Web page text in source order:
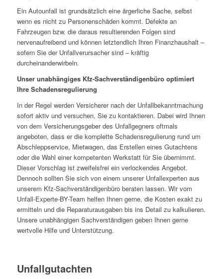
Ein Autounfall ist grundsätzlich eine ärgerliche Sache, selbst
wenn es nicht zu Personenschäden kommt. Defekte an
Fahrzeugen bzw. die daraus resultierenden Folgen sind
nervenaufreibend und können letztendlich Ihren Finanzhaushalt –
sofern Sie der Unfallverursacher sind – kräftig
durcheinanderwirbeln.
Unser unabhängiges Kfz-Sachverständigenbüro optimiert
Ihre Schadensregulierung
In der Regel werden Versicherer nach der Unfallbekanntmachung
sofort aktiv und versuchen, Sie zu kontaktieren. Dabei wird Ihnen
von dem Versicherungsgeber des Unfallgegners oftmals
angeboten, dass er die komplette Schadensregulierung rund um
Abschleppservice, Mietwagen, das Erstellen eines Gutachtens
oder die Wahl einer kompetenten Werkstatt für Sie übernimmt.
Dieser Vorschlag ist zweifelsfrei ein verlockendes Angebot.
Dennoch sollten Sie sich von einem unserer Unfallexperten aus
unserem Kfz-Sachverständigenbüro beraten lassen. Wir vom
Unfall-Experte-BY-Team helfen Ihnen gerne, die Kosten exakt zu
ermitteln und die Reparaturausgaben bis ins Detail zu kalkulieren.
Unsere unabhängigen Sachverständigen geben Ihnen gerne
wertvolle Hilfe und Unterstützung.
Unfallgutachten